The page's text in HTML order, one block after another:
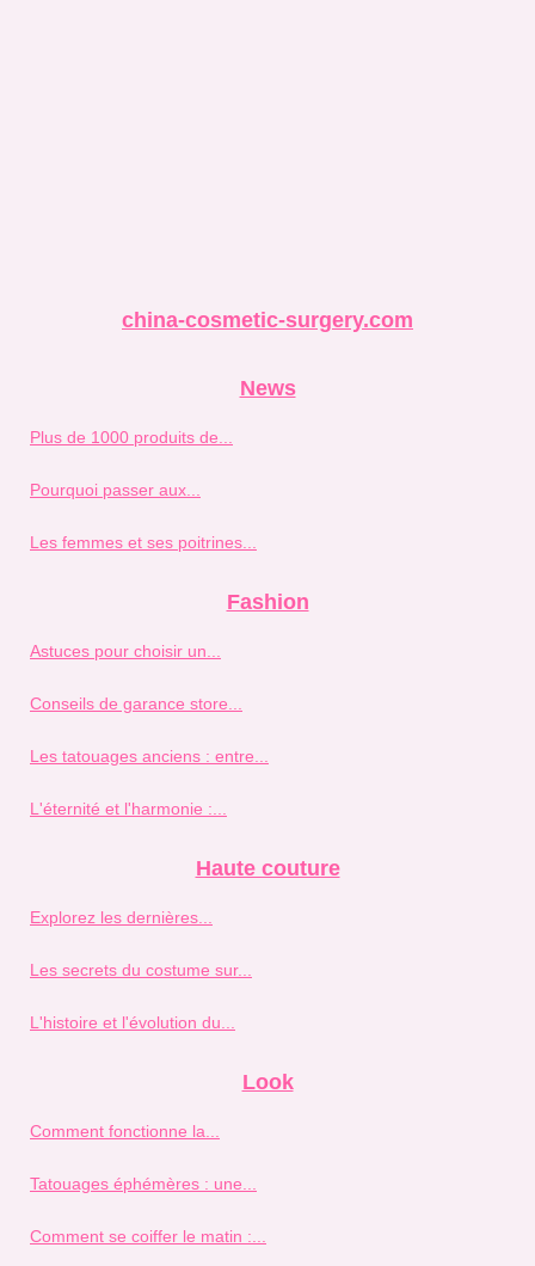
china-cosmetic-surgery.com
News
Plus de 1000 produits de...
Pourquoi passer aux...
Les femmes et ses poitrines...
Fashion
Astuces pour choisir un...
Conseils de garance store...
Les tatouages anciens : entre...
L'éternité et l'harmonie :...
Haute couture
Explorez les dernières...
Les secrets du costume sur...
L'histoire et l'évolution du...
Look
Comment fonctionne la...
Tatouages éphémères : une...
Comment se coiffer le matin :...